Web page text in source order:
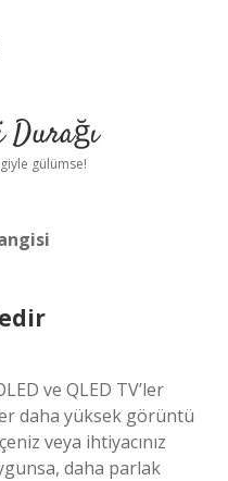
Durağı
gülümse!
ve QLED TV’ler
daha yüksek görüntü
veya ihtiyacınız
daha parlak